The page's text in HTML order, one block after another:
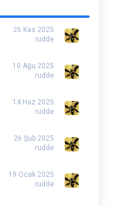
26 Kas 2025
rudde
10 Ağu 2025
rudde
14 Haz 2025
rudde
26 Şub 2025
rudde
19 Ocak 2025
rudde